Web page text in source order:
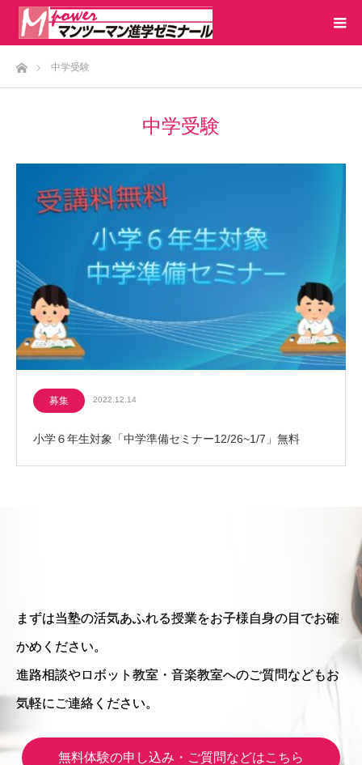
ホーム中学受験
中学受験
募集 2022.12.14
小学６年生対象「中学準備セミナー12/26~1/7」無料
まずは当塾の活気あふれる授業をお子様自身の目でお確
かめください。
進路相談やロボット教室・音楽教室へのご質問などもお
気軽にご連絡ください。
無料体験の申し込み・ご質問などはこちら